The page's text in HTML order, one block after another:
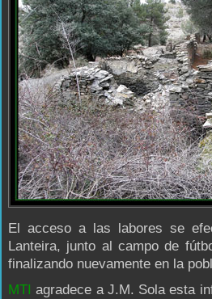
El acceso a las labores se
Lanteira, junto al campo de
finalizando nuevamente en la
MTIagradece a J.M. Sola esta